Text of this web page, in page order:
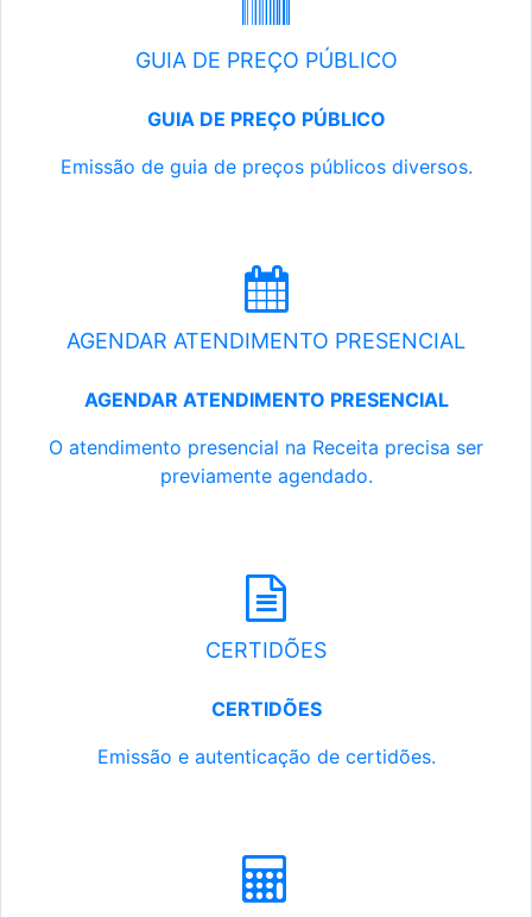
GUIA DE PREÇO PÚBLICO
GUIA DE PREÇO PÚBLICO
Emissão de guia de preços públicos diversos.
AGENDAR ATENDIMENTO PRESENCIAL
AGENDAR ATENDIMENTO PRESENCIAL
O atendimento presencial na Receita precisa ser
previamente agendado.
CERTIDÕES
CERTIDÕES
Emissão e autenticação de certidões.